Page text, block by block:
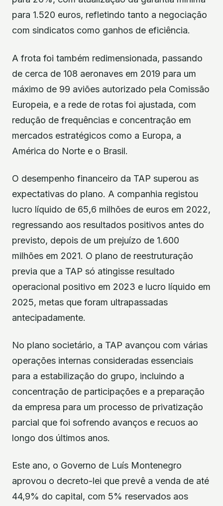
para 1.520 euros, refletindo tanto a negociação
com sindicatos como ganhos de eficiência.
A frota foi também redimensionada, passando
de cerca de 108 aeronaves em 2019 para um
máximo de 99 aviões autorizado pela Comissão
Europeia, e a rede de rotas foi ajustada, com
redução de frequências e concentração em
mercados estratégicos como a Europa, a
América do Norte e o Brasil.
O desempenho financeiro da TAP superou as
expectativas do plano. A companhia registou
lucro líquido de 65,6 milhões de euros em 2022,
regressando aos resultados positivos antes do
previsto, depois de um prejuízo de 1.600
milhões em 2021. O plano de reestruturação
previa que a TAP só atingisse resultado
operacional positivo em 2023 e lucro líquido em
2025, metas que foram ultrapassadas
antecipadamente.
No plano societário, a TAP avançou com várias
operações internas consideradas essenciais
para a estabilização do grupo, incluindo a
concentração de participações e a preparação
da empresa para um processo de privatização
parcial que foi sofrendo avanços e recuos ao
longo dos últimos anos.
Este ano, o Governo de Luís Montenegro
aprovou o decreto-lei que prevê a venda de até
44,9% do capital, com 5% reservados aos